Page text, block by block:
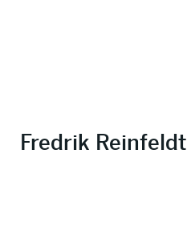
Fredrik Reinfeldt